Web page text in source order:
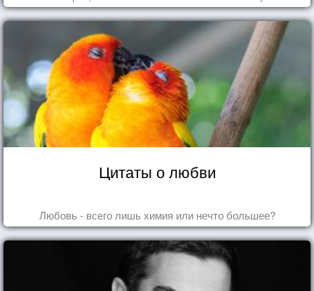
Цитаты о любви
Любовь - всего лишь химия или нечто большее?